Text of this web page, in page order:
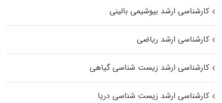
کارشناسی ارشد بیوشیمی بالینی
کارشناسی ارشد ریاضی
کارشناسی ارشد زیست‌ شناسی گیاهی
کارشناسی ارشد زیست‌ شناسی دریا